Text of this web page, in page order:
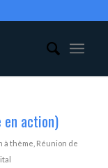
en action)
à thème Réunion de